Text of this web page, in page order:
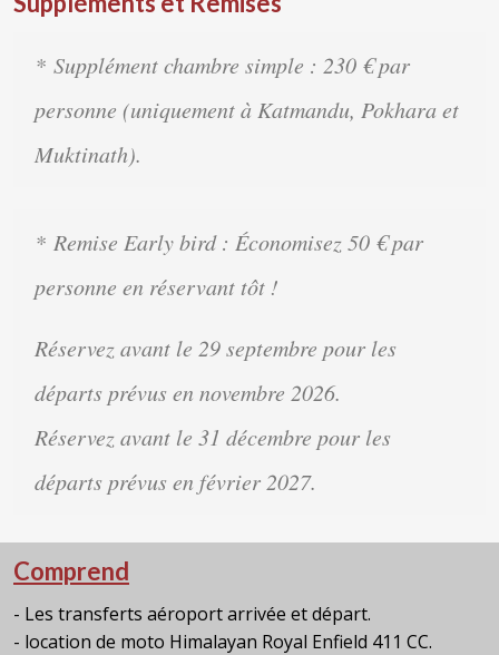
* Supplément chambre simple : 230 € par
personne (uniquement à Katmandu, Pokhara et
Muktinath).
* Remise Early bird : Économisez50 € par
personne en réservant tôt !
Réservez avant le 29 septembre pour les
départs prévus en novembre 2026.
Réservez avant le 31 décembre pour les
départs prévus en février 2027.
Comprend
- Les transferts aéroport arrivée et départ.
- location de moto Himalayan Royal Enfield 411 CC.